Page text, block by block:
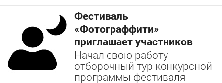
Фестиваль
«Фотограффити»
приглашает участников
Начал свою работу
отборочный тур конкурсной
программы фестиваля